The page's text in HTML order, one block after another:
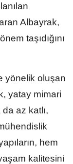
Albayrak,
taşıdığını
yönelik oluşan
yatay mimari
az katlı,
hem
kalitesini